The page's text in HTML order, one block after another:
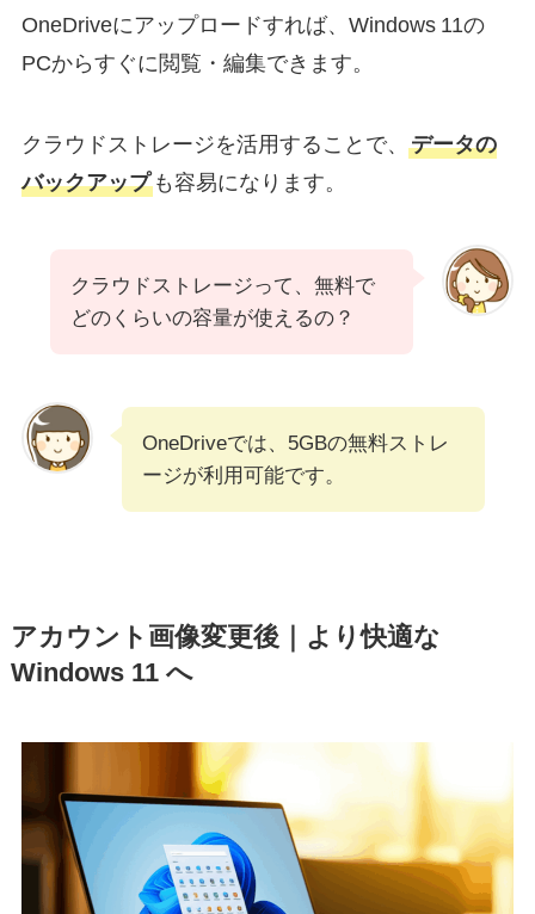
OneDriveにアップロードすれば、Windows 11の
PCからすぐに閲覧・編集できます。
クラウドストレージを活用することで、 データの
バックアップも容易になります。
クラウドストレージって、無料で
どのくらいの容量が使えるの？
OneDriveでは、5GBの無料ストレ
ージが利用可能です。
アカウント画像変更後｜より快適な
Windows 11 へ